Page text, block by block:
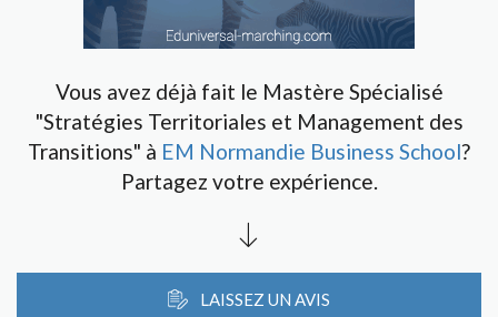
Vous avez déjà fait le Mastère Spécialisé
"Stratégies Territoriales et Management des
Transitions" à EM Normandie Business School?
Partagez votre expérience.
LAISSEZ UN AVIS